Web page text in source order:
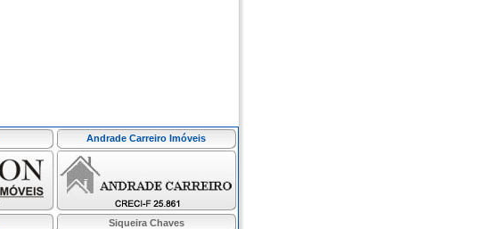
Andrade Carreiro Imóveis
Siqueira Chaves